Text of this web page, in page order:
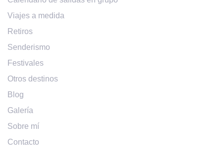
Viajes a medida
Retiros
Senderismo
Festivales
Otros destinos
Blog
Galería
Sobre mí
Contacto